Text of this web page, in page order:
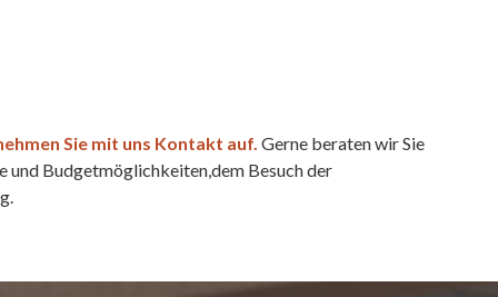
Sie mit uns Kontakt auf. Gerne beraten wir Sie
und Budgetmöglichkeiten,dem Besuch der